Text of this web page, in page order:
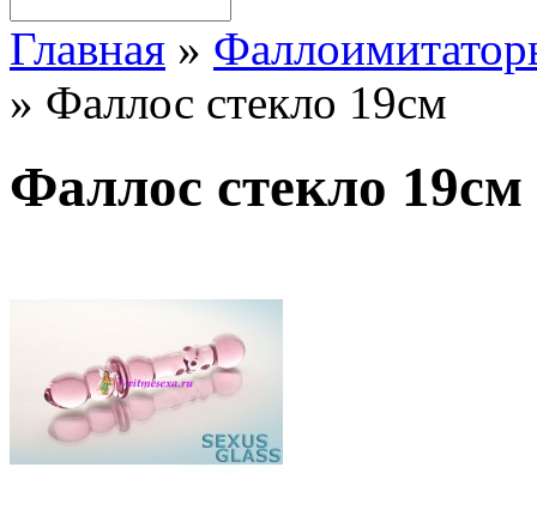
Главная »
» Фаллос стекло 19см
Фаллос стекло 19см